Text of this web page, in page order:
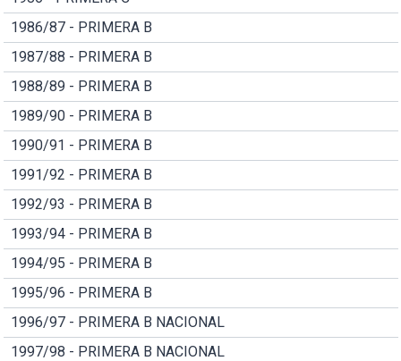
1986/87 - PRIMERA B
1987/88 - PRIMERA B
1988/89 - PRIMERA B
1989/90 - PRIMERA B
1990/91 - PRIMERA B
1991/92 - PRIMERA B
1992/93 - PRIMERA B
1993/94 - PRIMERA B
1994/95 - PRIMERA B
1995/96 - PRIMERA B
1996/97 - PRIMERA B NACIONAL
1997/98 - PRIMERA B NACIONAL